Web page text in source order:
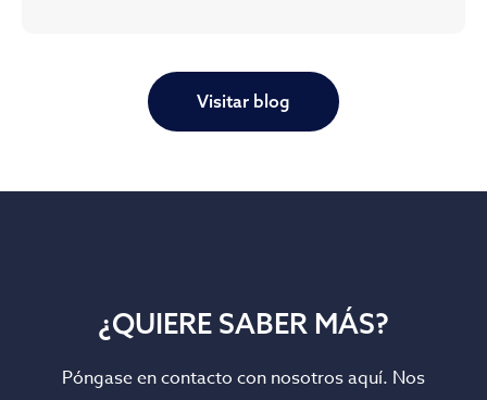
Visitar blog
¿QUIERE SABER MÁS?
Póngase en contacto con nosotros aquí. Nos